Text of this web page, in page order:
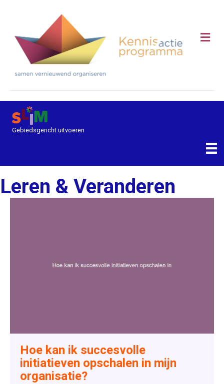
Gebiedsgericht uitvoeren
Leren & Veranderen
Hoe kan ik succesvolle
initiatieven opschalen in mijn
organisatie?